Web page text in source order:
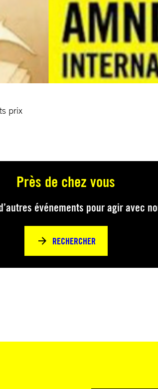
prix
Près de chez vous
événements pour agir avec
RECHERCHER